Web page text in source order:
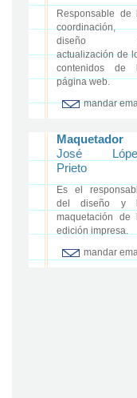
Responsable de
coordinación,
diseño
actualización de
contenidos de
página web.
mandar
Maquetador
José
Prieto
Es el
del diseño y
maquetación de
edición impresa.
mandar